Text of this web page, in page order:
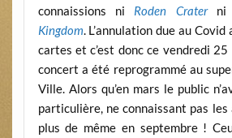
connaissions ni Roden Craterni
Kingdom. L’annulation due au
cartes et c’est donc ce vendredi
concert a été reprogrammé au
Ville. Alors qu’en mars le public
particulière, ne connaissant pas les
plus de même en septembre !